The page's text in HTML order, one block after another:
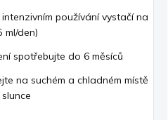
intenzivním používání vystačí na
ml/den)
spotřebujte do 6 měsíců
na suchém a chladném místě
slunce